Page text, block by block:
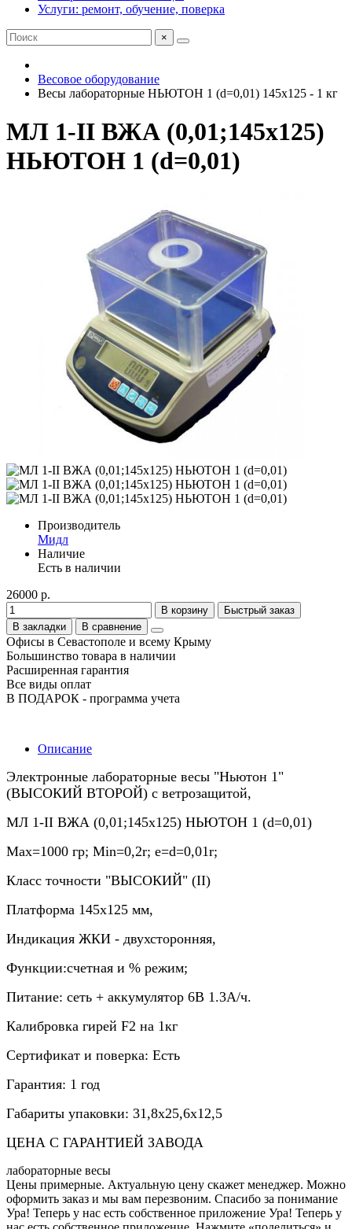
Услуги: ремонт, обучение, поверка
×
Весовое оборудование
Весы лабораторные НЬЮТОН 1 (d=0,01) 145х125 - 1 кг
МЛ 1-II ВЖА (0,01;145х125)
НЬЮТОН 1 (d=0,01)
Производитель
Мидл
Наличие
Есть в наличии
26000 р.
В корзину
Быстрый заказ
В закладки
В сравнение
Офисы в Севастополе и всему Крыму
Большинство товара в наличии
Расширенная гарантия
Все виды оплат
В ПОДАРОК - программа учета
Описание
Электронные лабораторные весы "Ньютон 1"
(ВЫСОКИЙ ВТОРОЙ) с ветрозащитой,
МЛ 1-II ВЖА (0,01;145х125) НЬЮТОН 1 (d=0,01)
Мах=1000 гр; Min=0,2r; e=d=0,01r;
Класс точности "ВЫСОКИЙ" (II)
Платформа 145х125 мм,
Индикация ЖКИ - двухсторонняя,
Функции:счетная и % режим;
Питание: сеть + аккумулятор 6В 1.3А/ч.
Калибровка гирей F2 на 1кг
Сертификат и поверка: Есть
Гарантия: 1 год
Габариты упаковки: 31,8х25,6х12,5
ЦЕНА С ГАРАНТИЕЙ ЗАВОДА
лабораторные весы
Цены примерные. Актуальную цену скажет менеджер. Можно
оформить заказ и мы вам перезвоним. Спасибо за понимание
Ура! Теперь у нас есть собственное приложение Ура! Теперь у